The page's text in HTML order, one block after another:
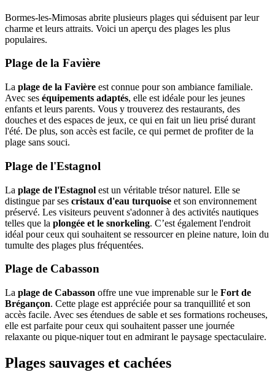
Bormes-les-Mimosas abrite plusieurs plages qui séduisent par leur
charme et leurs attraits. Voici un aperçu des plages les plus
populaires.
Plage de la Favière
La plage de la Favière est connue pour son ambiance familiale.
Avec ses équipements adaptés, elle est idéale pour les jeunes
enfants et leurs parents. Vous y trouverez des restaurants, des
douches et des espaces de jeux, ce qui en fait un lieu prisé durant
l'été. De plus, son accès est facile, ce qui permet de profiter de la
plage sans souci.
Plage de l'Estagnol
La plage de l'Estagnol est un véritable trésor naturel. Elle se
distingue par ses cristaux d'eau turquoise et son environnement
préservé. Les visiteurs peuvent s'adonner à des activités nautiques
telles que la plongée et le snorkeling. C’est également l'endroit
idéal pour ceux qui souhaitent se ressourcer en pleine nature, loin du
tumulte des plages plus fréquentées.
Plage de Cabasson
La plage de Cabasson offre une vue imprenable sur le Fort de
Brégançon. Cette plage est appréciée pour sa tranquillité et son
accès facile. Avec ses étendues de sable et ses formations rocheuses,
elle est parfaite pour ceux qui souhaitent passer une journée
relaxante ou pique-niquer tout en admirant le paysage spectaculaire.
Plages sauvages et cachées